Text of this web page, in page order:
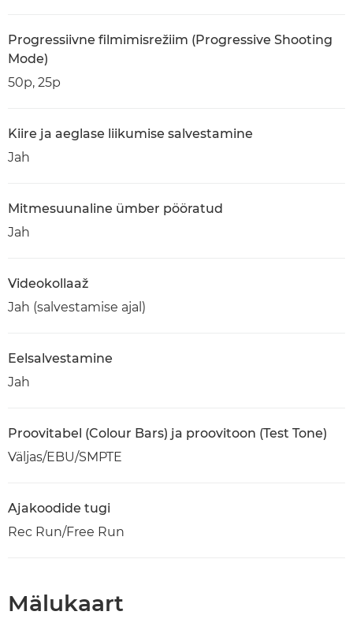
Progressiivne filmimisrežiim (Progressive Shooting
Mode)
50p, 25p
Kiire ja aeglase liikumise salvestamine
Jah
Mitmesuunaline ümber pööratud
Jah
Videokollaaž
Jah (salvestamise ajal)
Eelsalvestamine
Jah
Proovitabel (Colour Bars) ja proovitoon (Test Tone)
Väljas/EBU/SMPTE
Ajakoodide tugi
Rec Run/Free Run
Mälukaart